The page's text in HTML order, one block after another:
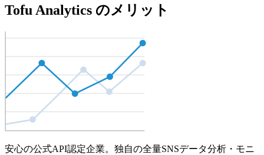
Tofu Analytics のメリット
安心の公式API認定企業。独自の全量SNSデータ分析・モニ